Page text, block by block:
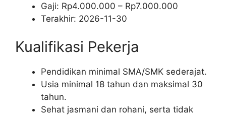
Gaji: Rp4.000.000 – Rp7.000.000
Terakhir: 2026-11-30
Kualifikasi Pekerja
Pendidikan minimal SMA/SMK sederajat.
Usia minimal 18 tahun dan maksimal 30
tahun.
Sehat jasmani dan rohani, serta tidak